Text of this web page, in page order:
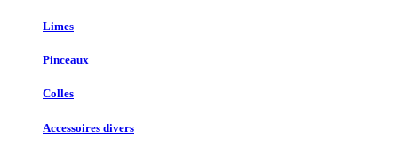
Limes
Pinceaux
Colles
Accessoires divers